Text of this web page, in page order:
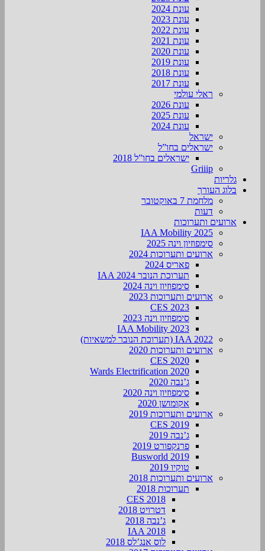
עונת 2024
עונת 2023
עונת 2022
עונת 2021
עונת 2020
עונת 2019
עונת 2018
עונת 2017
ראלי עולמי
עונת 2026
עונת 2025
עונת 2024
ישראל
ישראלים בחו”ל
ישראלים בחו”ל 2018
Griiip
גלריות
בלוג העורך
מלחמת 7 באוקטובר
דעות
ארועים ותערוכות
2025 IAA Mobility
סימפוזיון וינה 2025
ארועים ותערוכות 2024
פאריס 2024
תערוכת הנובר IAA 2024
סימפוזיון וינה 2024
ארועים ותערוכות 2023
CES 2023
סימפוזיון וינה 2023
IAA Mobility 2023
IAA 2022 (תערוכת הנובר למשאיות)
ארועים ותערוכות 2020
CES 2020
Wards Electrification 2020
ג’נבה 2020
סימפוזיון וינה 2020
אקומושן 2020
ארועים ותערוכות 2019
CES 2019
ג’נבה 2019
פרנקפורט 2019
Busworld 2019
טוקיו 2019
ארועים ותערוכות 2018
תערוכות 2018
CES 2018
דטרויט 2018
ג’נבה 2018
IAA 2018
לוס אנג’לס 2018